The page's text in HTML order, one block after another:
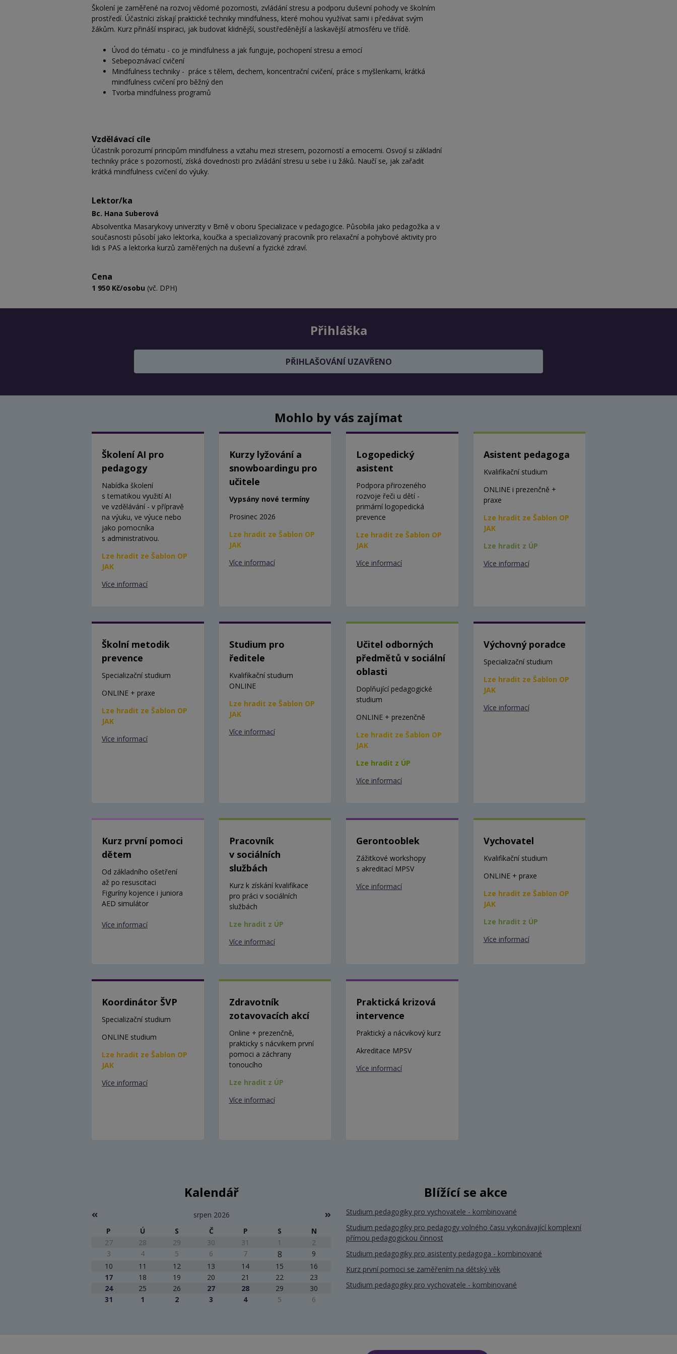
Školení je zaměřené na rozvoj vědomé pozornosti, zvládání stresu a podporu duševní pohody ve školním
prostředí. Účastníci získají praktické techniky mindfulness, které mohou využívat sami i předávat svým
žákům. Kurz přináší inspiraci, jak budovat klidnější, soustředěnější a laskavější atmosféru ve třídě.
Úvod do tématu - co je mindfulness a jak funguje, pochopení stresu a emocí
Sebepoznávací cvičení
Mindfulness techniky - práce s tělem, dechem, koncentrační cvičení, práce s myšlenkami, krátká
mindfulness cvičení pro běžný den
Tvorba mindfulness programů
Vzdělávací cíle
Účastník porozumí principům mindfulness a vztahu mezi stresem, pozorností a emocemi. Osvojí si základní
techniky práce s pozorností, získá dovednosti pro zvládání stresu u sebe i u žáků. Naučí se, jak zařadit
krátká mindfulness cvičení do výuky.
Lektor/ka
Bc. Hana Suberová
Absolventka Masarykovy univerzity v Brně v oboru Specializace v pedagogice. Působila jako pedagožka a v
současnosti působí jako lektorka, koučka a specializovaný pracovník pro relaxační a pohybové aktivity pro
lidi s PAS a lektorka kurzů zaměřených na duševní a fyzické zdraví.
Cena
1 950 Kč/osobu (vč. DPH)
Přihláška
PŘIHLAŠOVÁNÍ UZAVŘENO
Mohlo by vás zajímat
Školení AI pro
pedagogy
Nabídka školení
s tematikou využití AI
ve vzdělávání - v přípravě
na výuku, ve výuce nebo
jako pomocníka
s administrativou.
Lze hradit ze Šablon OP
JAK
Více informací
Kurzy lyžování a
snowboardingu pro
učitele
Vypsány nové termíny
Prosinec 2026
Lze hradit ze Šablon OP
JAK
Více informací
Logopedický
asistent
Podpora přirozeného
rozvoje řeči u dětí -
primární logopedická
prevence
Lze hradit ze Šablon OP
JAK
Více informací
Asistent pedagoga
Kvalifikační studium
ONLINE i prezenčně +
praxe
Lze hradit ze Šablon OP
JAK
Lze hradit z ÚP
Více informací
Školní metodik
prevence
Specializační studium
ONLINE + praxe
Lze hradit ze Šablon OP
JAK
Více informací
Studium pro
ředitele
Kvalifikační studium
ONLINE
Lze hradit ze Šablon OP
JAK
Více informací
Učitel odborných
předmětů v sociální
oblasti
Doplňující pedagogické
studium
ONLINE + prezenčně
Lze hradit ze Šablon OP
JAK
Lze hradit z ÚP
Více informací
Výchovný poradce
Specializační studium
Lze hradit ze Šablon OP
JAK
Více informací
Kurz první pomoci
dětem
Od základního ošetření
až po resuscitaci
Figuríny kojence i juniora
AED simulátor
Více informací
Pracovník
v sociálních
službách
Kurz k získání kvalifikace
pro práci v sociálních
službách
Lze hradit z ÚP
Více informací
Gerontooblek
Zážitkové workshopy
s akreditací MPSV
Více informací
Vychovatel
Kvalifikační studium
ONLINE + praxe
Lze hradit ze Šablon OP
JAK
Lze hradit z ÚP
Více informací
Koordinátor ŠVP
Specializační studium
ONLINE studium
Lze hradit ze Šablon OP
JAK
Více informací
Zdravotník
zotavovacích akcí
Online + prezenčně,
prakticky s nácvikem první
pomoci a záchrany
tonoucího
Lze hradit z ÚP
Více informací
Praktická krizová
intervence
Praktický a nácvikový kurz
Akreditace MPSV
Více informací
Kalendář
srpen 2026
P
Ú S Č P S
N
27
28 29 30 31 1
2
3
4 5 6 7 8
9
10
11 12 13 14 15
16
17
18 19 20 21 22
23
24
25 26 27 28 29
30
31
1 2 3 4 5 6
Blížící se akce
Studium pedagogiky pro vychovatele - kombinované
Studium pedagogiky pro pedagogy volného času vykonávající komplexní
přímou pedagogickou činnost
Studium pedagogiky pro asistenty pedagoga - kombinované
Kurz první pomoci se zaměřením na dětský věk
Studium pedagogiky pro vychovatele - kombinované